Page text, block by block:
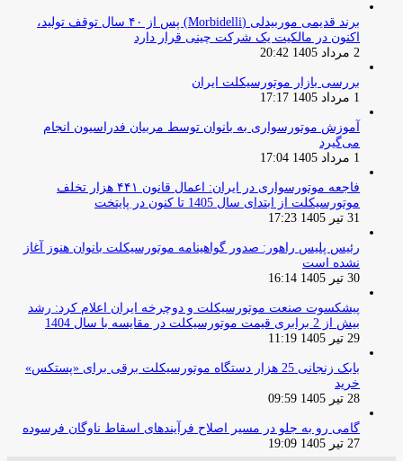
برند قدیمی موربیدلی (Morbidelli) پس از ۴۰ سال توقف تولید،
اکنون در مالکیت یک شرکت چینی قرار دارد
2 مرداد 1405 20:42
بررسی بازار موتورسیکلت ایران
1 مرداد 1405 17:17
آموزش موتورسواری به بانوان توسط مربیان فدراسیون انجام
می‌گیرد
1 مرداد 1405 17:04
فاجعه موتورسواری در ایران: اعمال قانون ۴۴۱ هزار تخلف
موتورسیکلت از ابتدای سال 1405 تا کنون در پایتخت
31 تیر 1405 17:23
رئیس پلیس راهور: صدور گواهینامه موتورسیکلت بانوان هنوز آغاز
نشده است
30 تیر 1405 16:14
پیشکسوت صنعت موتورسیکلت و دوچرخه ایران اعلام کرد: رشد
بیش از 2 برابری قیمت موتورسیکلت در مقایسه با سال 1404
29 تیر 1405 11:19
بابک زنجانی 25 هزار دستگاه موتورسیکلت برقی برای «پستکس»
خرید
28 تیر 1405 09:59
گامی رو به جلو در مسیر اصلاح فرآیندهای اسقاط ناوگان فرسوده
27 تیر 1405 19:09